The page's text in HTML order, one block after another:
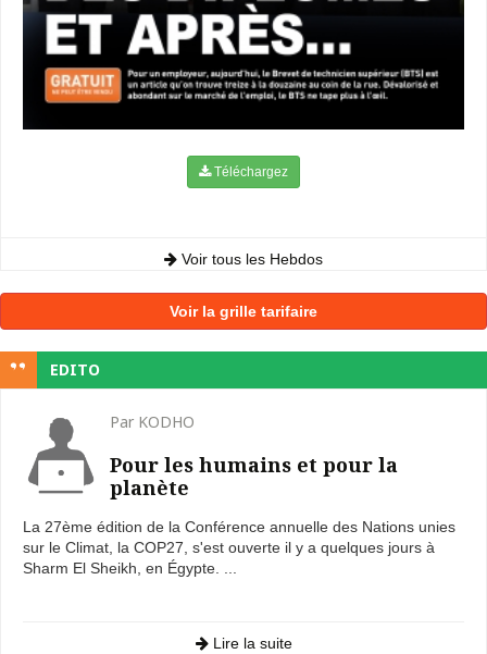
Téléchargez
Voir tous les Hebdos
Voir la grille tarifaire
EDITO
Par KODHO
Pour les humains et pour la
planète
La 27ème édition de la Conférence annuelle des Nations unies
sur le Climat, la COP27, s'est ouverte il y a quelques jours à
Sharm El Sheikh, en Égypte. ...
Lire la suite